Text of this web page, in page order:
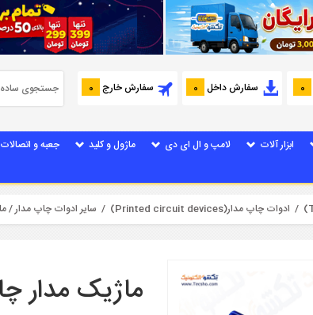
0 سفارش داخل 0 سفارش خارج 0
ابزار آلات لامپ و ال ای دی ماژول و کلید جعبه و اتصالات
/ ادوات چاپ مدار(Printed circuit devices) / سایر ادوات چاپ مدار/
ماژیک مدار